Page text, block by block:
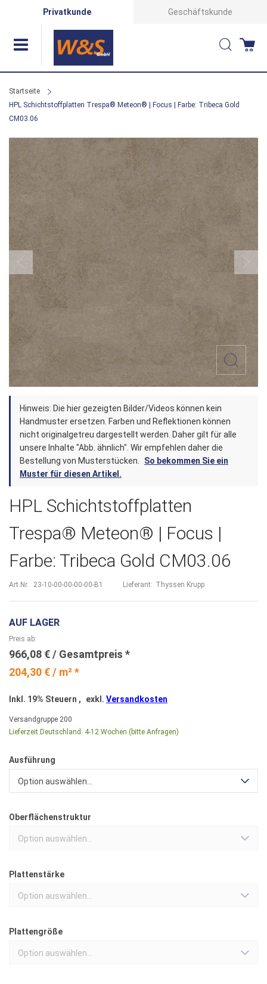
Privatkunde Geschäftskunde
Suche
Startseite
HPL Schichtstoffplatten Trespa® Meteon® | Focus | Farbe: Tribeca Gold
CM03.06
Ende
der
Bildergalerie
springen
Zum
Anfang
der
Bildergalerie
springen
Hinweis: Die hier gezeigten Bilder/Videos können kein
Handmuster ersetzen. Farben und Reflektionen können
nicht originalgetreu dargestellt werden. Daher gilt für alle
unsere Inhalte "Abb. ähnlich". Wir empfehlen daher die
Bestellung von Musterstücken.
So bekommen Sie ein
Muster für diesen Artikel.
HPL Schichtstoffplatten
Trespa® Meteon® | Focus |
Farbe: Tribeca Gold CM03.06
Art.Nr. 23-10-00-00-00-00-B1 Lieferant: Thyssen Krupp
AUF LAGER
204,30 € / m² *
Preis ab
966,08 €
Inkl. 19% Steuern , exkl. Versandkosten
Versandgruppe 200
Lieferzeit Deutschland: 4-12 Wochen (bitte Anfragen)
Ausführung
Option auswählen...
Oberflächenstruktur
Option auswählen...
Plattenstärke
Option auswählen...
Plattengröße
Option auswählen...